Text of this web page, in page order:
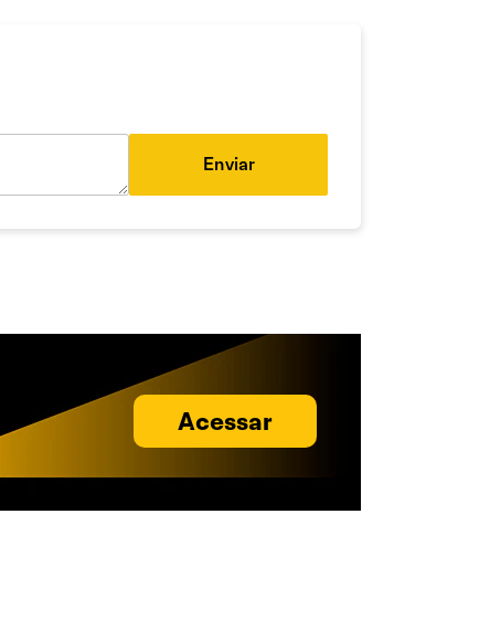
Enviar
Acessar